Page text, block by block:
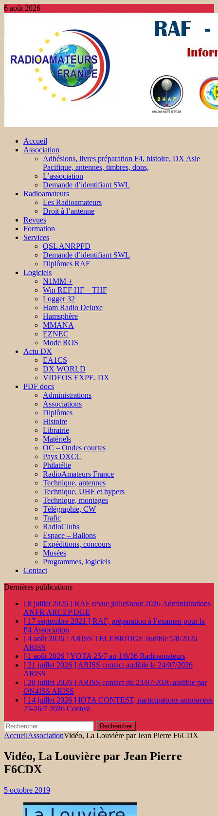
6 août 2026
Accueil
Association
Adhésions, livres préparation F4, histoire, DX Asie
Pacifique, antennes, timbres, dons,
L’association
Demande d’identifiant SWL
Radioamateurs
Les Radioamateurs
Droit à l’antenne
Revues
Formation
Services
QSL ANRPFD
Demande d’identifiant SWL
Diplômes RAF
Logiciels
N1MM +
Win REF HF – THF
Logger 32
Ham Radio Deluxe
Hamsphère
MMANA
EZNEC
Mode ROS
Actu DX
EA1CS
DX WORLD
VIDEOS EXPE. DX
PDF docs
Administrations
Associations
Diplômes
Histoire
Librairie
Matériels
OC – Ondes courtes
Pays DXCC
Philatélie
RadioAmateurs France
Technique, antennes
Technique, UHF et hypers
Technique, montages
Télégraphie, CW
Trafic
RadioClubs
Espace – Ballons
Expéditions, concours
Musées
Programmes, logiciels
Contact
Dernières publications
[ 8 juillet 2026 ] RAF revue juillet/aout 2026 Administrations
ANFR ARCEP DGE
[ 17 septembre 2021 ] RAF, préparation à l’examen pour la
F4 Association
[ 4 août 2026 ] ARISS TELEBRIDGE audible 5/8/2026
ARISS
[ 1 août 2026 ]YOTA 25/7 au 1/8/26 Radioamateurs
[ 21 juillet 2026 ] ARISS contact audible le 24/07/2026
ARISS
[ 20 juillet 2026 ] ARISS contact du 23/07/2026 audible par
ON4ISS ARISS
[ 14 juillet 2026 ] IOTA CONTEST, participations annoncées
25-26/7 2026 Contest
Rechercher :
AccueilAssociationVidéo, La Louvière par Jean Pierre F6CDX
Vidéo, La Louvière par Jean Pierre
F6CDX
5 octobre 2019